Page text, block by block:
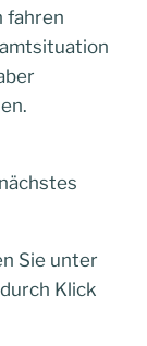
fahren
Sie unter
Klick